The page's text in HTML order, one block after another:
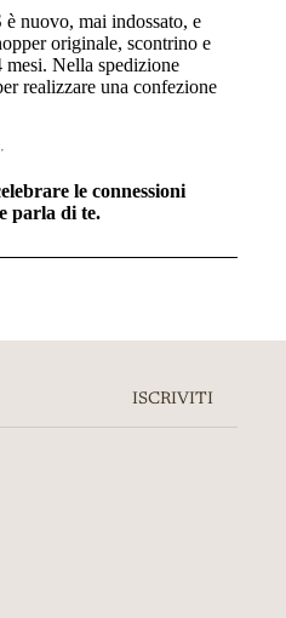
nuovo, mai indossato, e
originale, scontrino e
Nella spedizione
realizzare una confezione
le connessioni
parla di te.
ISCRIVITI